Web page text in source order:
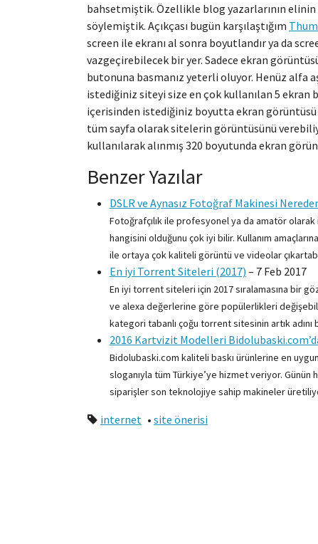
bahsetmiştik. Özellikle blog yazarlarının elinin
söylemiştik. Açıkçası bugün karşılaştığım
screen ile ekranı al sonra boyutlandır ya da
vazgeçirebilecek bir yer. Sadece ekran
butonuna basmanız yeterli oluyor. Henüz alfa
istediğiniz siteyi size en çok kullanılan 5 ekran
içerisinden istediğiniz boyutta ekran görüntüsü
tüm sayfa olarak sitelerin görüntüsünü
kullanılarak alınmış 320 boyutunda ekran
Benzer Yazılar
DSLR ve Aynasız Fotoğraf Makinesi
Fotoğrafçılık ile profesyonel ya da amatör
hangisini olduğunu çok iyi bilir. Kullanım
ile ortaya çok kaliteli görüntü ve videolar
En iyi Torrent Siteleri (2017) – 7 Feb 2017
En iyi torrent siteleri için 2017 sıralamasına bir
ve alexa değerlerine göre popülerlikleri
kategori tabanlı çoğu torrent sitesinin artık adını
2016 Kartvizit Modelleri
Bidolubaski.com kaliteli baskı ürünlerine en
sloganıyla tüm Türkiye’ye hizmet veriyor.
siparişler son teknolojiye sahip makineler
internet • site önerisi